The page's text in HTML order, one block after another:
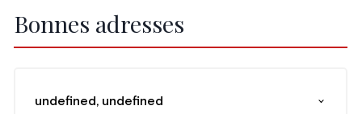
Bonnes adresses
undefined, undefined